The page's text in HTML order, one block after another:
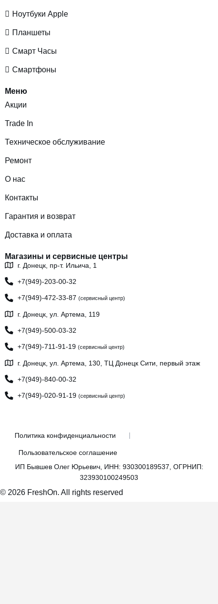
Ноутбуки Apple
Планшеты
Смарт Часы
Смартфоны
Меню
Акции
Trade In
Техническое обслуживание
Ремонт
О нас
Контакты
Гарантия и возврат
Доставка и оплата
Магазины и сервисные центры
г. Донецк, пр-т. Ильича, 1
+7(949)-203-00-32
+7(949)-472-33-87(сервисный центр)
г. Донецк, ул. Артема, 119
+7(949)-500-03-32
+7(949)-711-91-19(сервисный центр)
г. Донецк, ул. Артема, 130, ТЦ Донецк Сити, первый этаж
+7(949)-840-00-32
+7(949)-020-91-19(сервисный центр)
Политика конфиденциальности
Пользовательское соглашение
ИП Бывшев Олег Юрьевич, ИНН: 930300189537, ОГРНИП:
323930100249503
© 2026 FreshOn. All rights reserved